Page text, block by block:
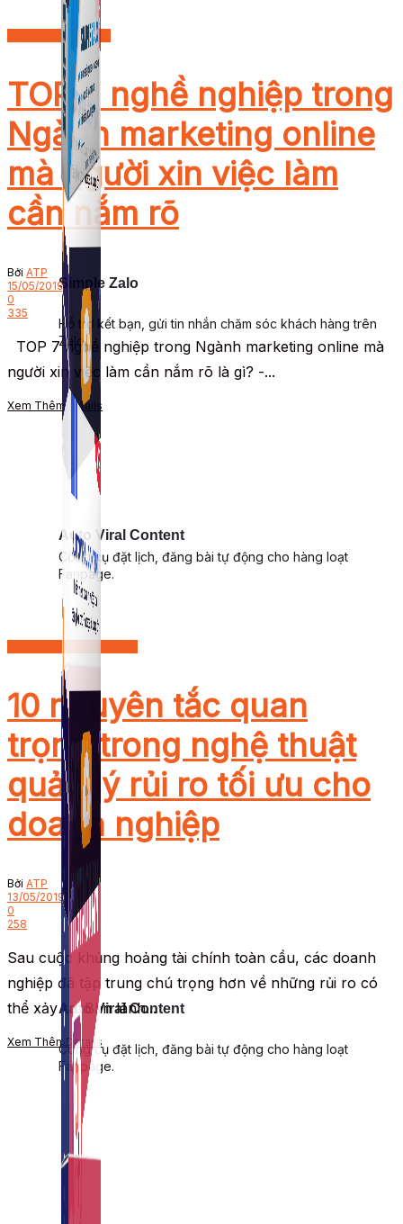
Auto Viral Content
Công cụ đặt lịch, đăng bài tự động cho hàng loạt
Fanpage.
Simple Zalo
Hỗ trợ kết bạn, gửi tin nhắn chăm sóc khách hàng trên
Zalo.
Auto Viral Content
Công cụ đặt lịch, đăng bài tự động cho hàng loạt
Fanpage.
Kiến thức Marketing
TOP 7 nghề nghiệp trong
Ngành marketing online
mà người xin việc làm
cần nắm rõ
Bởi ATP
15/05/2019
0
335
TOP 7 nghề nghiệp trong Ngành marketing online mà
người xin việc làm cần nắm rõ là gì? -...
Xem ThêmDetails
10 nguyên tắc quan
trọng trong nghệ thuật
quản lý rủi ro tối ưu cho
doanh nghiệp
Bởi ATP
13/05/2019
0
258
Sau cuộc khủng hoảng tài chính toàn cầu, các doanh
nghiệp đã tập trung chú trọng hơn về những rủi ro có
thể xảy ra. Ban lãnh...
Xem ThêmDetails